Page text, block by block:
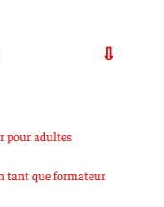
pour adultes
tant que formateur